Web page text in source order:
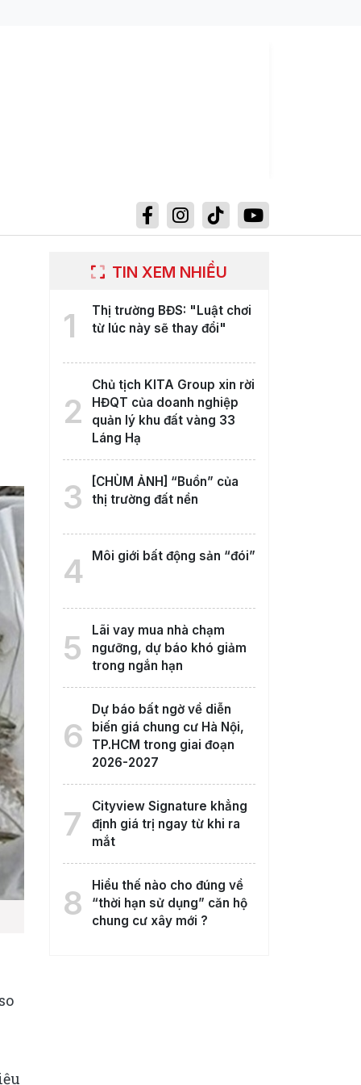
TIN XEM NHIỀU
1
Thị trường BĐS: "Luật chơi
từ lúc này sẽ thay đổi"
2
Chủ tịch KITA Group xin rời
HĐQT của doanh nghiệp
quản lý khu đất vàng 33
Láng Hạ
3
[CHÙM ẢNH] “Buồn” của
thị trường đất nền
4 Môi giới bất động sản “đói”
5
Lãi vay mua nhà chạm
ngưỡng, dự báo khó giảm
trong ngắn hạn
6
Dự báo bất ngờ về diễn
biến giá chung cư Hà Nội,
TP.HCM trong giai đoạn
2026-2027
7
Cityview Signature khẳng
định giá trị ngay từ khi ra
mắt
8
Hiểu thế nào cho đúng về
“thời hạn sử dụng” căn hộ
chung cư xây mới ?